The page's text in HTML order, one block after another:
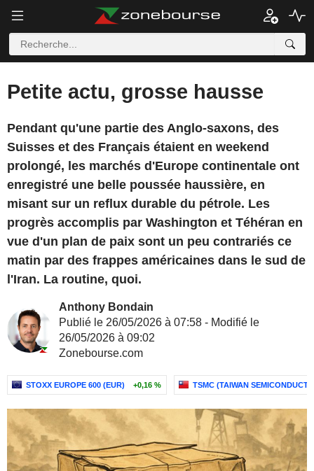
Petite actu, grosse hausse
Pendant qu'une partie des Anglo-saxons, des
Suisses et des Français étaient en weekend
prolongé, les marchés d'Europe continentale ont
enregistré une belle poussée haussière, en
misant sur un reflux durable du pétrole. Les
progrès accomplis par Washington et Téhéran en
vue d'un plan de paix sont un peu contrariés ce
matin par des frappes américaines dans le sud de
l'Iran. La routine, quoi.
Anthony Bondain
Publié le 26/05/2026 à 07:58 - Modifié le
26/05/2026 à 09:02
Zonebourse.com
STOXX EUROPE 600 (EUR) +0,16 % TSMC (TAIWAN